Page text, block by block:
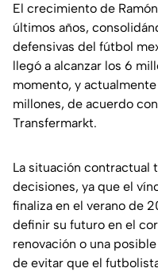
El crecimiento de
últimos años,
defensivas del fútbol
llegó a alcanzar los 6
momento, y
millones, de acuerdo
Transfermarkt.
La situación contractual
decisiones, ya que el
finaliza en el verano de
definir su futuro en el
renovación o una
de evitar que el